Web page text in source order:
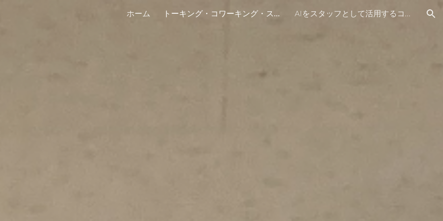
Skip to navigation
ホーム トーキング・コワーキング・スタディツアー＃4玉野市うのベース編 AIをスタッフとして活用するコワーキング開設運営セミナー＜基本編＞2026年7月期